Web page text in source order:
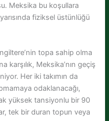
Meksika bu koşullara
fiziksel üstünlüğü
topa sahip olma
karşılık, Meksika’nın geçiş
Her iki takımın da
odaklanacağı,
yüksek tansiyonlu bir 90
tek bir duran topun veya